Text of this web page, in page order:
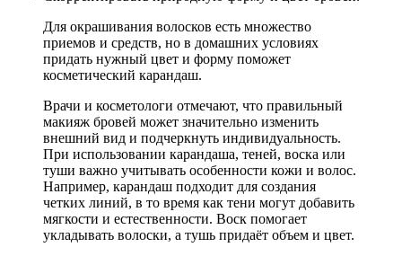
Для окрашивания волосков есть множество
приемов и средств, но в домашних условиях
придать нужный цвет и форму поможет
косметический карандаш.
Врачи и косметологи отмечают, что правильный
макияж бровей может значительно изменить
внешний вид и подчеркнуть индивидуальность.
При использовании карандаша, теней, воска или
туши важно учитывать особенности кожи и волос.
Например, карандаш подходит для создания
четких линий, в то время как тени могут добавить
мягкости и естественности. Воск помогает
укладывать волоски, а тушь придаёт объем и цвет.